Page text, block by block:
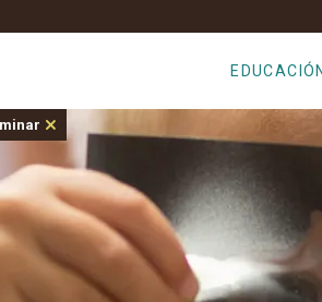
EDUCACIÓN